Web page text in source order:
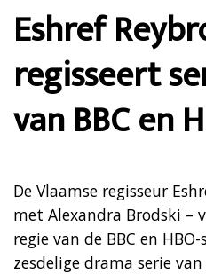
Eshref
regisseert
van BBC en
De Vlaamse regisseur
met Alexandra Brodski –
regie van de BBC en
zesdelige drama serie